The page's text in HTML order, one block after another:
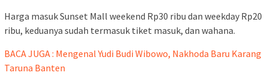
Harga masuk Sunset Mall weekend Rp30 ribu dan weekday Rp20
ribu, keduanya sudah termasuk tiket masuk, dan wahana.
BACA JUGA : Mengenal Yudi Budi Wibowo, Nakhoda Baru Karang
Taruna Banten